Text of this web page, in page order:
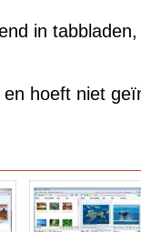
in
hoeft niet